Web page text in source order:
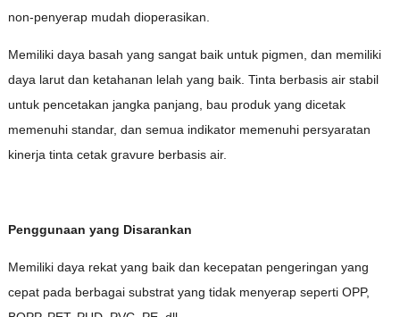
non-penyerap mudah dioperasikan.
Memiliki daya basah yang sangat baik untuk pigmen, dan memiliki
daya larut dan ketahanan lelah yang baik. Tinta berbasis air stabil
untuk pencetakan jangka panjang, bau produk yang dicetak
memenuhi standar, dan semua indikator memenuhi persyaratan
kinerja tinta cetak gravure berbasis air.
Penggunaan yang Disarankan
Memiliki daya rekat yang baik dan kecepatan pengeringan yang
cepat pada berbagai substrat yang tidak menyerap seperti OPP,